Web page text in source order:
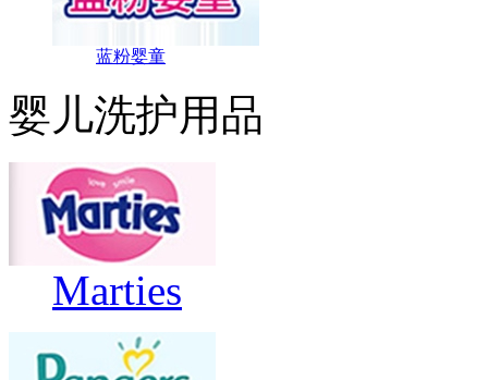
蓝粉婴童
婴儿洗护用品
Marties